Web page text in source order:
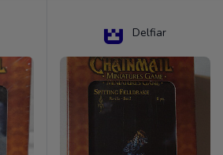
Delfiar